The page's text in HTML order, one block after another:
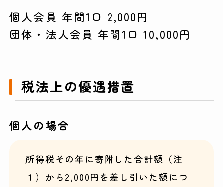
個人会員 年間1口 2,000円
団体・法人会員 年間1口 10,000円
税法上の優遇措置
個人の場合
所得税その年に寄附した合計額（注
１）から2,000円を差し引いた額につ